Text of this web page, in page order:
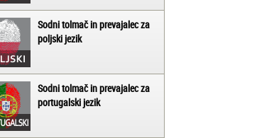
Sodni tolmač in prevajalec za
poljski jezik
Sodni tolmač in prevajalec za
portugalski jezik